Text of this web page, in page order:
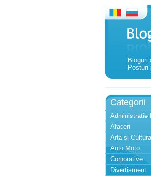
Bloguri
Posturi
Categorii
Administratie
Afaceri
Arta si Cultura
Auto Moto
Corporative
Divertisment